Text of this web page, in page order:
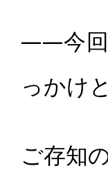
――今回
っかけ
ご存知